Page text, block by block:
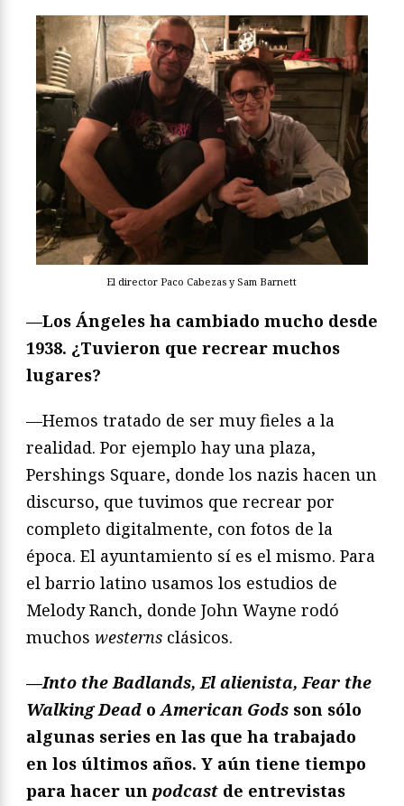
El director Paco Cabezas y Sam Barnett
—Los Ángeles ha cambiado mucho desde
1938. ¿Tuvieron que recrear muchos
lugares?
—Hemos tratado de ser muy fieles a la
realidad. Por ejemplo hay una plaza,
Pershings Square, donde los nazis hacen un
discurso, que tuvimos que recrear por
completo digitalmente, con fotos de la
época. El ayuntamiento sí es el mismo. Para
el barrio latino usamos los estudios de
Melody Ranch, donde John Wayne rodó
muchos westerns clásicos.
—Into the Badlands, El alienista, Fear the
Walking Dead o American Gods son sólo
algunas series en las que ha trabajado
en los últimos años. Y aún tiene tiempo
para hacer un podcast de entrevistas